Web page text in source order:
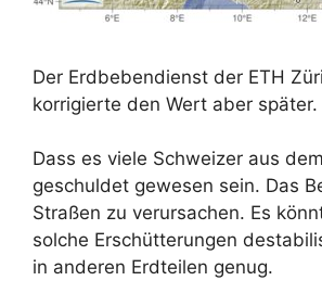
Der Erdbebendienst der ETH
korrigierte den Wert aber
Dass es viele Schweizer aus
geschuldet gewesen sein. Das
Straßen zu verursachen. Es
solche Erschütterungen
in anderen Erdteilen genug.